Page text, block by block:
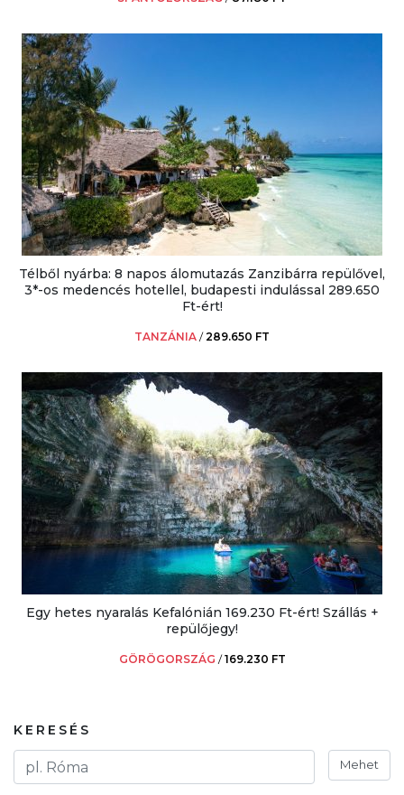
Télből nyárba: 8 napos álomutazás Zanzibárra repülővel,
3*-os medencés hotellel, budapesti indulással 289.650
Ft-ért!
TANZÁNIA /289.650 FT
Egy hetes nyaralás Kefalónián 169.230 Ft-ért! Szállás +
repülőjegy!
GÖRÖGORSZÁG /169.230 FT
KERESÉS
Mehet